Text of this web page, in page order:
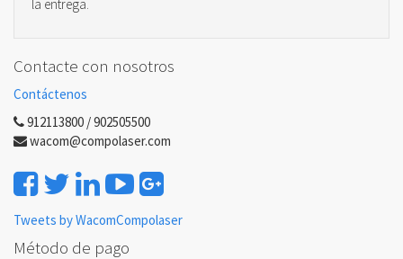
la entrega.
Contacte con nosotros
Contáctenos
912113800 / 902505500
wacom@compolaser.com
Tweets by WacomCompolaser
Método de pago